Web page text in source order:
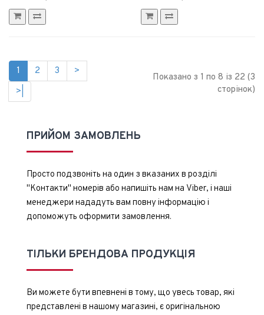
1 2 3
>
>|
Показано з 1 по 8 із 22 (3
сторінок)
ПРИЙОМ ЗАМОВЛЕНЬ
Просто подзвоніть на один з вказаних в розділі
"Контакти" номерів або напишіть нам на Viber, і наші
менеджери нададуть вам повну інформацію і
допоможуть оформити замовлення.
ТІЛЬКИ БРЕНДОВА ПРОДУКЦІЯ
Ви можете бути впевнені в тому, що увесь товар, які
представлені в нашому магазині, є оригінальною